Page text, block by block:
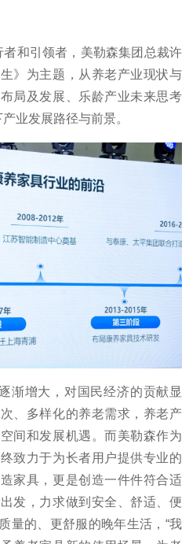
和引领者，美勒森集团总裁许
》为主题，从养老产业现状与
局及发展、乐龄产业未来思考
业发展路径与前景。
增大，对国民经济的贡献显
、多样化的养老需求，养老产
间和发展机遇。而美勒森作为
致力于为长者用户提供专业的
家具，更是创造一件件符合适
发，力求做到安全、舒适、便
量的、更舒服的晚年生活，“我